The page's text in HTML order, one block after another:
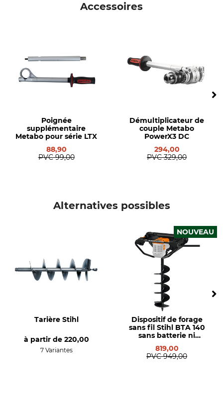
Made in Germany
1,7 kg
Accessoires
Poignée
supplémentaire
Metabo pour série LTX
88,90
PVC 99,00
Démultiplicateur de
couple Metabo
PowerX3 DC
294,00
PVC 329,00
Alternatives possibles
Tarière Stihl
à partir de 220,00
7 Variantes
NOUVEAU
Dispositif de forage
sans fil Stihl BTA 140
sans batterie ni
819,00
PVC 949,00